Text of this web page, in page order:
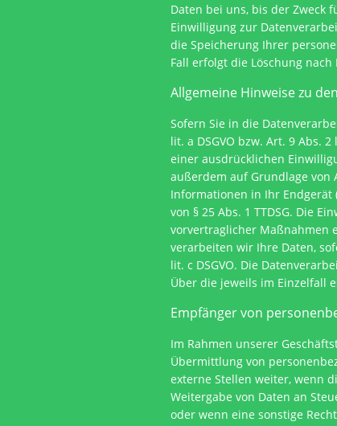
Daten bei uns, bis der Zweck
Einwilligung zur
die Speicherung Ihrer
Fall erfolgt die Löschung
Allgemeine Hinweise zu
Sofern Sie in die
lit. a DSGVO bzw. Art. 9 Abs.
einer ausdrücklichen
außerdem auf Grundlage von
Informationen in Ihr Endgerät
von § 25 Abs. 1 TTDSG. Die
vorvertraglicher Maßnahmen
verarbeiten wir Ihre Daten,
lit. c DSGVO. Die
Über die jeweils im Einzelfall
Empfänger von
Im Rahmen unserer
Übermittlung von
externe Stellen weiter, wenn
Weitergabe von Daten an
oder wenn eine sonstige